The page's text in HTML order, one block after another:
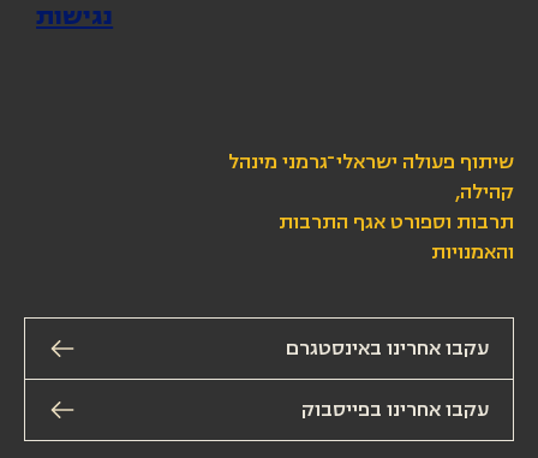
עקבו אחרינו באינסטגרם
שיתוף פעולה ישראלי־גרמני מינהל
קהילה,
תרבות וספורט אגף התרבות
והאמנויות
נגישות
עקבו אחרינו בפייסבוק